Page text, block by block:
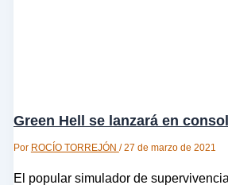
Green Hell se lanzará en
Por ROCÍO TORREJÓN /27 de marzo de 2021
El popular simulador de